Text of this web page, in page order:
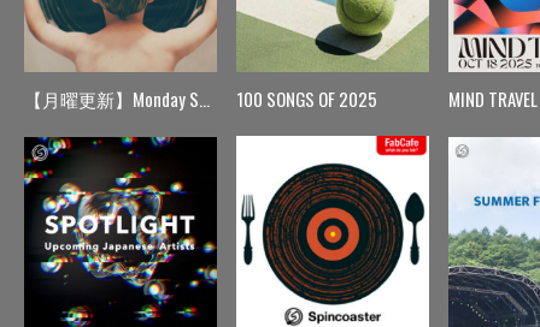
【月曜更新】Monday Spin 100 SONGS OF 2025 MIND TRAVEL